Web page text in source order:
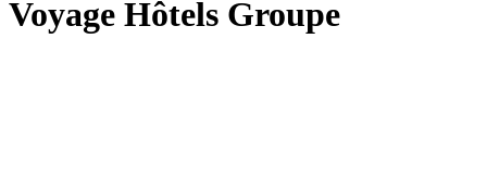
Voyage Hôtels Groupe